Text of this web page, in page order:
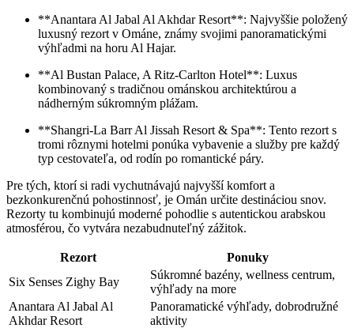
**Anantara Al Jabal Al Akhdar Resort**: Najvyššie položený
luxusný rezort v Ománe, známy svojimi panoramatickými
výhľadmi na horu Al Hajar.
**Al Bustan Palace, A Ritz-Carlton Hotel**: Luxus
kombinovaný s tradičnou ománskou architektúrou a
nádherným súkromným plážam.
**Shangri-La Barr Al Jissah Resort & Spa**: Tento rezort s
tromi rôznymi hotelmi ponúka vybavenie a služby pre každý
typ cestovateľa, od rodín po romantické páry.
Pre tých, ktorí si radi vychutnávajú najvyšší komfort a
bezkonkurenčnú pohostinnosť, je Omán určite destináciou snov.
Rezorty tu kombinujú moderné pohodlie s autentickou arabskou
atmosférou, čo vytvára nezabudnuteľný zážitok.
Rezort
Ponuky
Six Senses Zighy Bay
Súkromné bazény, wellness centrum,
výhľady na more
Anantara Al Jabal Al
Akhdar Resort
Panoramatické výhľady, dobrodružné
aktivity